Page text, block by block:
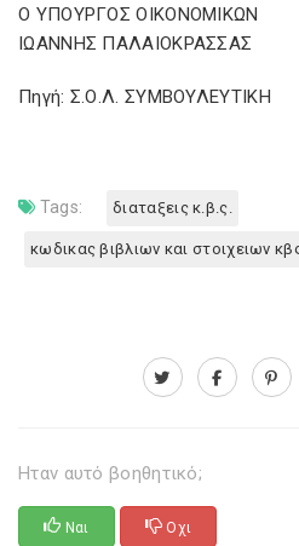
Ο ΥΠΟΥΡΓΟΣ ΟΙΚΟΝΟΜΙΚΩΝ
ΙΩΑΝΝΗΣ ΠΑΛΑΙΟΚΡΑΣΣΑΣ
Πηγή: Σ.Ο.Λ. ΣΥΜΒΟΥΛΕΥΤΙΚΗ
Tags: διαταξεις κ.β.ς.
κωδικας βιβλιων και στοιχειων
Ηταν αυτό βοηθητικό;
Ναι Οχι